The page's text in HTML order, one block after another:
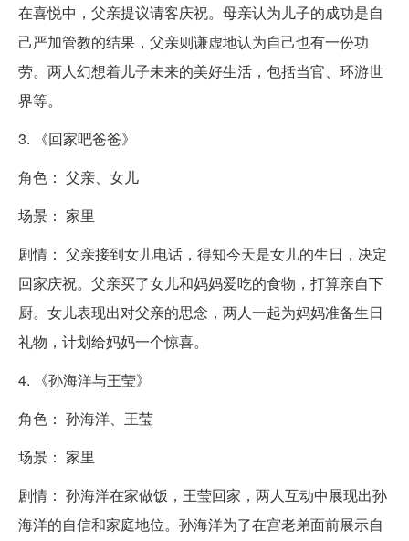
在喜悦中，父亲提议请客庆祝。母亲认为儿子的成功是自
己严加管教的结果，父亲则谦虚地认为自己也有一份功
劳。两人幻想着儿子未来的美好生活，包括当官、环游世
界等。
3. 《回家吧爸爸》
角色： 父亲、女儿
场景： 家里
剧情： 父亲接到女儿电话，得知今天是女儿的生日，决定
回家庆祝。父亲买了女儿和妈妈爱吃的食物，打算亲自下
厨。女儿表现出对父亲的思念，两人一起为妈妈准备生日
礼物，计划给妈妈一个惊喜。
4. 《孙海洋与王莹》
角色： 孙海洋、王莹
场景： 家里
剧情： 孙海洋在家做饭，王莹回家，两人互动中展现出孙
海洋的自信和家庭地位。孙海洋为了在宫老弟面前展示自